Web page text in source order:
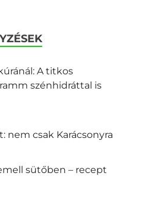
A titkos
szénhidráttal is
nem csak Karácsonyra
sütőben – recept